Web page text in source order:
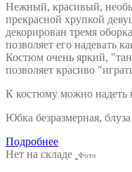
Нежный, красивый,
прекрасной хрупкой
декорирован тремя
позволяет его надевать
Костюм очень яркий,
позволяет красиво
К костюму можно надеть
Юбка безразмерная,
Подробнее
Нет на складе
Фото